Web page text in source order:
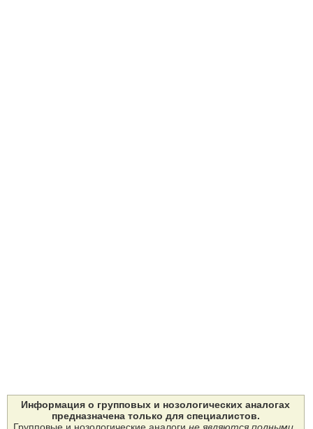
Информация о групповых и нозологических аналогах
предназначена только для специалистов.